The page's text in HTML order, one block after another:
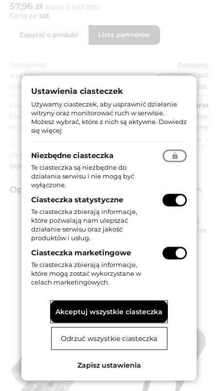
57,96 zł brutto (z VAT 23%)
Cena za: szt.
Zapytaj o produkt Lista partnerów
Dostępność:
Dostępny
Kod EAN:
8033908766367
Opakowanie zbiorcze:
10 szt.
Producent:
IBFM
Materiał:
Stal
Wykończenie:
Naturalne
zobacz wszystkie parametry
Zawartość opakowania:
Ogranicznik otwarcia.
Opis produktu
Ogranicznik otwarcia zabezpieczający skrzydło przed
potencjalną kolizją z elementami wyposażenia wnętrza
danego budynku / pomieszczenia.
Wykonany ze stali i dostępny w wykończeniu
naturalnym.
Produkowany w nowoczesnych zakładach
zlokalizowanych na terenie UE.
Ustawienia ciasteczek
Używamy ciasteczek, aby usprawnić działanie
witryny oraz monitorować ruch w serwisie.
Możesz wybrać, które z nich są aktywne. Dowiedz
się więcej
Niezbędne ciasteczka
Te ciasteczka są niezbędne do
działania serwisu i nie mogą być
wyłączone.
Ciasteczka statystyczne
Te ciasteczka zbierają informacje,
które pozwalają nam ulepszać
działanie serwisu oraz jakość
produktów i usług.
Ciasteczka marketingowe
Te ciasteczka zbierają informacje,
które mogą zostać wykorzystane w
celach marketingowych.
Akceptuj wszystkie ciasteczka
Odrzuć wszystkie ciasteczka
Zapisz ustawienia